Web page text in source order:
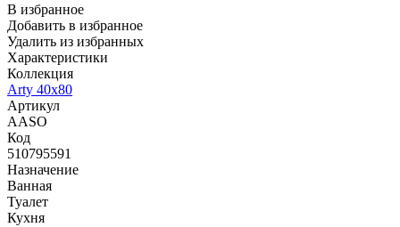
В избранное
Добавить в избранное
Удалить из избранных
Характеристики
Коллекция
Arty 40x80
Артикул
AASO
Код
510795591
Назначение
Ванная
Туалет
Кухня